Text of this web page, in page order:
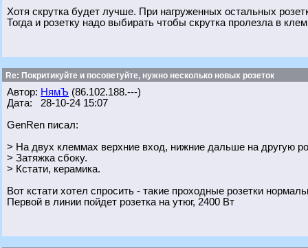
Хотя скрутка будет лучше. При нагруженных остальных
Тогда и розетку надо выбирать чтобы скрутка пролезла в
Re: Покритикуйте и посоветуйте, нужно несколько новых розеток
Автор: НямЪ (86.102.188.---)
Дата: 28-10-24 15:07
GenRen писал:
> На двух клеммах верхние вход, нижние дальше на другую
> Затяжка сбоку.
> Кстати, керамика.
Вот кстати хотел спросить - такие проходные розетки
Первой в линии пойдет розетка на утюг, 2400 Вт